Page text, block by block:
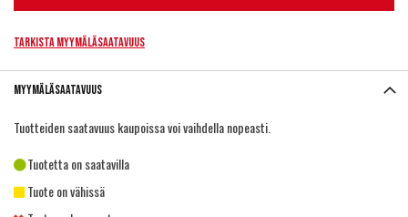
Tarkista myymäläsaatavuus
Myymäläsaatavuus
Tuotteiden saatavuus kaupoissa voi vaihdella nopeasti.
Tuotetta on saatavilla
Tuote on vähissä